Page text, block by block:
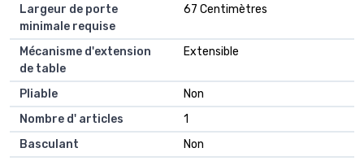
Largeur de porte
minimale requise
67 Centimètres
Mécanisme d'extension
de table
Extensible
Pliable
Non
Nombre d' articles
1
Basculant
Non